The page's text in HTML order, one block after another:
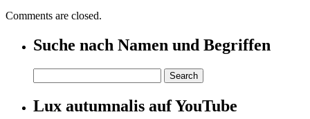
Comments are closed.
Suche nach Namen und Begriffen
Lux autumnalis auf YouTube